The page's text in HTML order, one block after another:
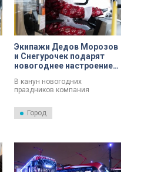
Экипажи Дедов Морозов
и Снегурочек подарят
новогоднее настроение
петербургских автобусов
В канун новогодних
праздников компания
запустила традиционную
акцию «Везет в Новый год».
Город